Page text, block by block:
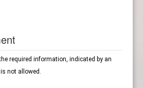
required information, indicated by an
not allowed.